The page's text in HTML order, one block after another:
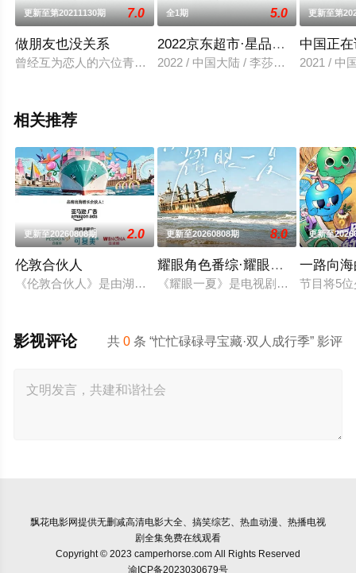
更新至第20211130期 7.0
做朋友也没关系
曾经互为恋人的六位青年男女，抱着与前任和解或告别的目的
全1期 5.0
2022京东超市·星品之夜
2022 / 中国大陆 / 李莎旻子
更新至第
中国正
2021 / 中
相关推荐
更新至20260808期 2.0
伦敦合伙人
《伦敦合伙人》是由湖南卫视、芒果TV、小芒联合出品的青春
更新至20260808期 8.0
耀眼角色番综·耀眼一夏
《耀眼一夏》是电视剧《耀眼》售
更新至
一路向
节目将5
共0 条 “忙忙碌碌寻宝藏·双人成行季” 影评
影视评论
飘花电影网提供无删减高清电影大全、搞笑综艺、热血动漫、热播电视
剧全集免费在线观看
Copyright © 2023 camperhorse.com All Rights Reserved
渝ICP备2023030679号